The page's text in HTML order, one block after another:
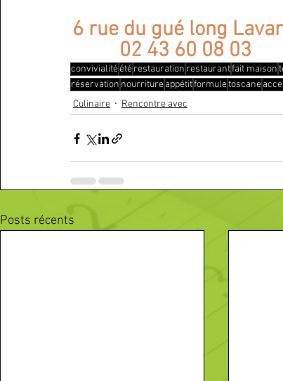
6 rue du gué long
02 43 60 08 03
convivialitéétérestauration restaurantfait maison
réservation nourritureappétitformuletoscane
Culinaire
Rencontre avec
Posts récents